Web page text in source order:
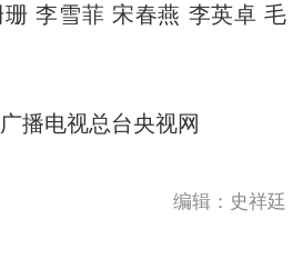
雪菲 宋春燕 李英卓 毛
电视总台央视网
编辑：史祥廷